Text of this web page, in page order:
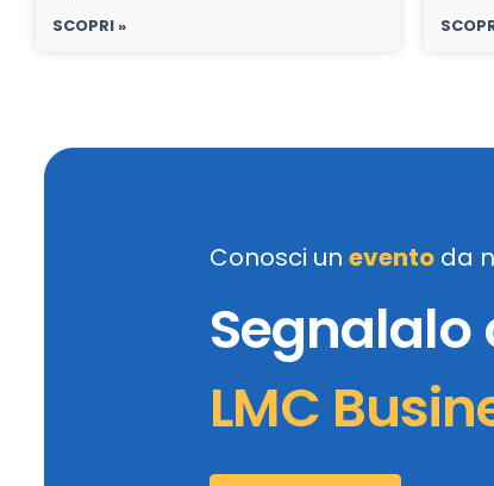
SCOPRI »
Conosci un evento da
Segnalalo
LMC